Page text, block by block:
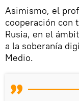
Asimismo, el
cooperación con
Rusia, en el
a la soberanía
Medio.